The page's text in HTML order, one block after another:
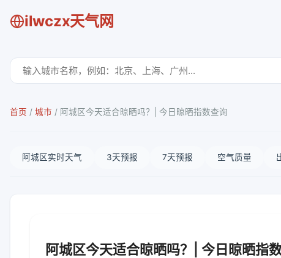
ilwczx天气网
首页 / 城市 / 阿城区今天适合晾晒吗？| 今日晾晒指数查询
阿城区实时天气 3天预报 7天预报 空气质量
阿城区今天适合晾晒吗？| 今日晾晒指